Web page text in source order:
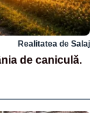
Realitatea de Salaj
de caniculă.